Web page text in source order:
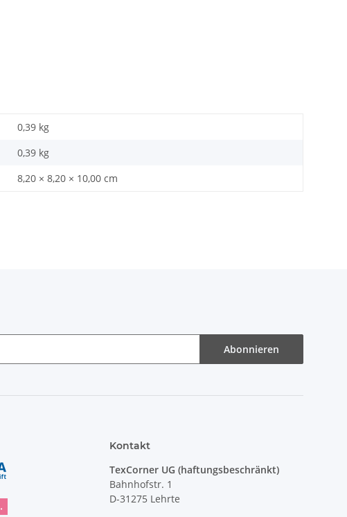
0,39 kg
0,39 kg
8,20 × 8,20 × 10,00 cm
Abonnieren
Kontakt
TexCorner UG (haftungsbeschränkt)
Bahnhofstr. 1
D-31275 Lehrte